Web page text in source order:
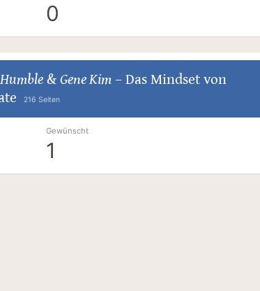
0
Humble& Gene Kim– Das Mindset von
216 Seiten
Gewünscht
1